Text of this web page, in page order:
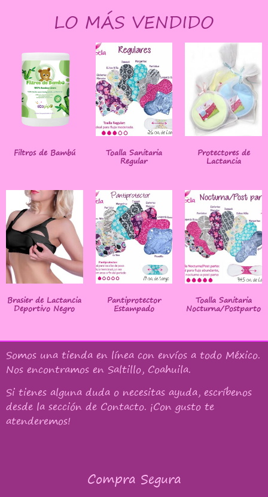
LO MÁS VENDIDO
Filtros de Bambú Toalla Sanitaria
Regular
Protectores de
Lactancia
Brasier de Lactancia
Deportivo Negro
Pantiprotector
Estampado
Toalla Sanitaria
Nocturna/Postparto
Somos una tienda en línea con envíos a todo México.
Nos encontramos en Saltillo, Coahuila.
Si tienes alguna duda o necesitas ayuda, escríbenos
desde la sección de Contacto. ¡Con gusto te
atenderemos!
Compra Segura